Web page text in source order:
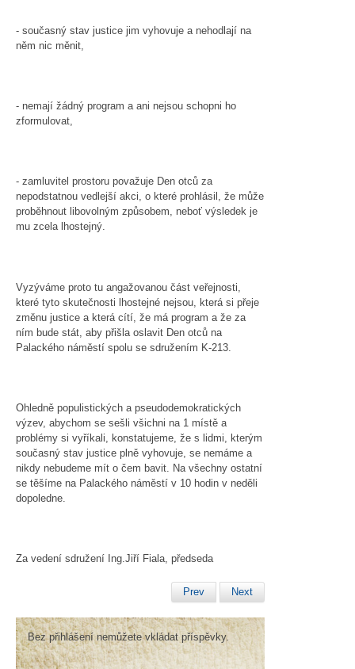
- současný stav justice jim vyhovuje a nehodlají na
něm nic měnit,
- nemají žádný program a ani nejsou schopni ho
zformulovat,
- zamluvitel prostoru považuje Den otců za
nepodstatnou vedlejší akci, o které prohlásil, že může
proběhnout libovolným způsobem, neboť výsledek je
mu zcela lhostejný.
Vyzýváme proto tu angažovanou část veřejnosti,
které tyto skutečnosti lhostejné nejsou, která si přeje
změnu justice a která cítí, že má program a že za
ním bude stát, aby přišla oslavit Den otců na
Palackého náměstí spolu se sdružením K-213.
Ohledně populistických a pseudodemokratických
výzev, abychom se sešli všichni na 1 místě a
problémy si vyříkali, konstatujeme, že s lidmi, kterým
současný stav justice plně vyhovuje, se nemáme a
nikdy nebudeme mít o čem bavit. Na všechny ostatní
se těšíme na Palackého náměstí v 10 hodin v neděli
dopoledne.
Za vedení sdružení Ing.Jiří Fiala, předseda
Prev Next
Bez přihlášení nemůžete vkládat příspěvky.